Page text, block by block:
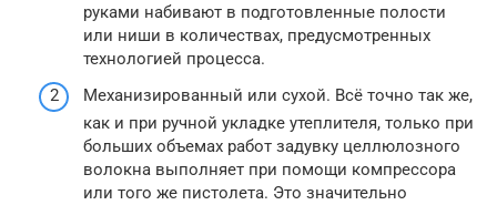
руками набивают в подготовленные полости
или ниши в количествах, предусмотренных
технологией процесса.
Механизированный или сухой. Всё точно так же,
как и при ручной укладке утеплителя, только при
больших объемах работ задувку целлюлозного
волокна выполняет при помощи компрессора
или того же пистолета. Это значительно